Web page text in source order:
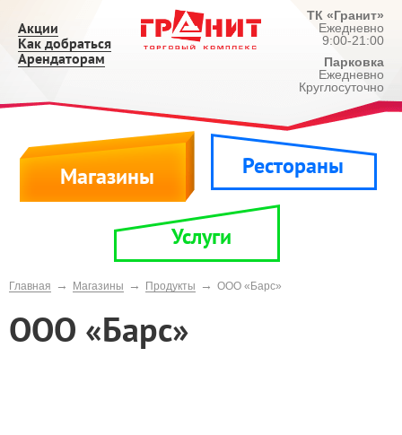
Акции
Как добраться
Арендаторам
ТК «Гранит»
Ежедневно
9:00-21:00
Парковка
Ежедневно
Круглосуточно
Магазины Рестораны
Услуги
Главная → Магазины → Продукты → ООО «Барс»
ООО «Барс»